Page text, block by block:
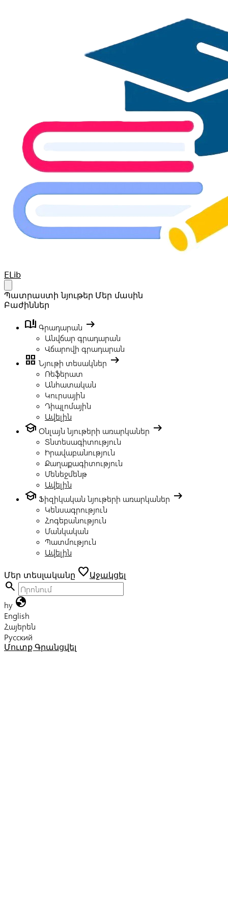
Your Company
ELib
Պատրաստի նյութեր Մեր մասին
Բաժիններ
book_ribbon Գրադարան arrow_right_alt
Անվճար գրադարան
Վճարովի գրադարան
grid_view Նյութի տեսակներ arrow_right_alt
Ռեֆերատ
Անհատական
Կուրսային
Դիպլոմային
Ավելին
school Օնլայն նյութերի առարկաներ arrow_right_alt
Տնտեսագիտություն
Իրավաբանություն
Քաղաքագիտություն
Մենեջմենթ
Ավելին
school Ֆիզիկական նյութերի առարկաներ arrow_right_alt
Կենսագրություն
Հոգեբանություն
Մանկական
Պատմություն
Ավելին
Մեր տեսլականը favoriteԱջակցել
search
hy globe
English
Հայերեն
Русский
Մուտք Գրանցվել